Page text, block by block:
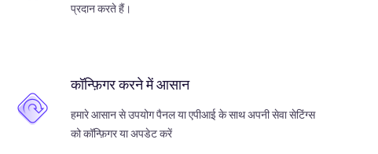
प्रदान करते हैं।
कॉन्फ़िगर करने में आसान
हमारे आसान से उपयोग पैनल या एपीआई के साथ अपनी सेवा सेटिंग्स
को कॉन्फ़िगर या अपडेट करें